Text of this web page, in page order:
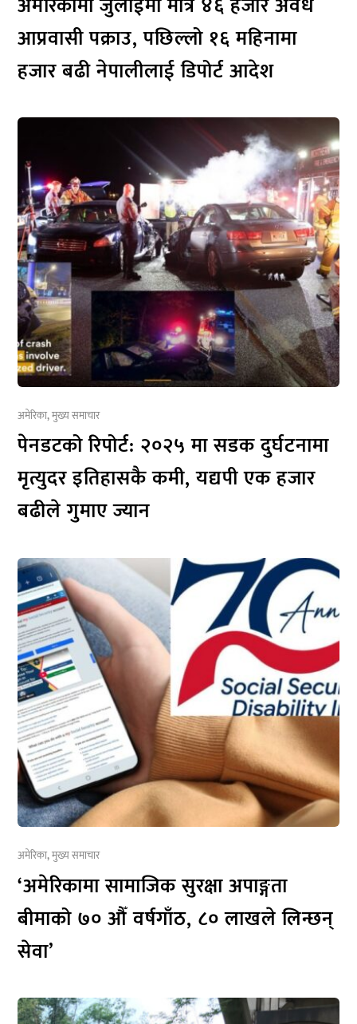
आप्रवासी पक्राउ, पछिल्लो १६ महिनामा
हजार बढी नेपालीलाई डिपोर्ट आदेश
अमेरिका,मुख्य समाचार
पेनडटको रिपोर्ट: २०२५ मा सडक दुर्घटनामा
मृत्युदर इतिहासकै कमी, यद्यपी एक हजार
बढीले गुमाए ज्यान
अमेरिका,मुख्य समाचार
‘अमेरिकामा सामाजिक सुरक्षा अपाङ्गता
बीमाको ७० औँ वर्षगाँठ, ८० लाखले लिन्छन्
सेवा’